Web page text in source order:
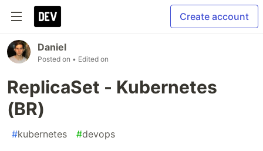
Create account
Daniel
Posted on • Edited on
ReplicaSet - Kubernetes
(BR)
#kubernetes #devops